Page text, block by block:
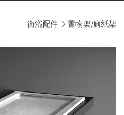
衛浴配件 置物架/廁紙架